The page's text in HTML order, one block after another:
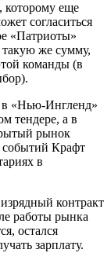
которому еще
согласиться
«Патриоты»
такую же сумму,
команды (в
в «Нью-Ингленд»
тендере, а в
рынок
событий Крафт
в
контракт
работы рынка
остался
зарплату.